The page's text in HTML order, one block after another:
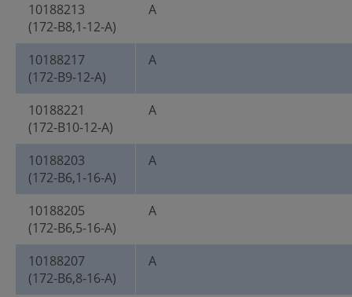
10188213
(172-B8,1-12-A)
A
10188217
(172-B9-12-A)
A
10188221
(172-B10-12-A)
A
10188203
(172-B6,1-16-A)
A
10188205
(172-B6,5-16-A)
A
10188207
(172-B6,8-16-A)
A